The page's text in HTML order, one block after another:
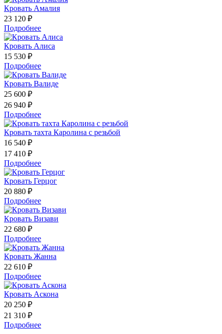
Кровать Амалия
23 120 ₽
Подробнее
Кровать Алиса
15 530 ₽
Подробнее
Кровать Валиде
25 600 ₽
26 940 ₽
Подробнее
Кровать тахта Каролина с резьбой
16 540 ₽
17 410 ₽
Подробнее
Кровать Герцог
20 880 ₽
Подробнее
Кровать Визави
22 680 ₽
Подробнее
Кровать Жанна
22 610 ₽
Подробнее
Кровать Аскона
20 250 ₽
21 310 ₽
Подробнее